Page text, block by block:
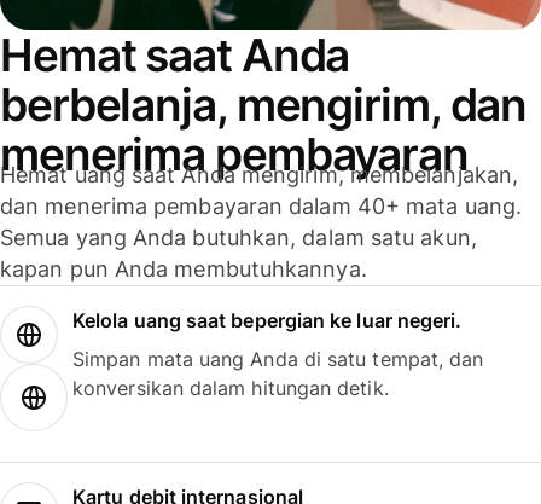
Hemat saat Anda
berbelanja, mengirim, dan
menerima pembayaran
Hemat uang saat Anda mengirim, membelanjakan,
dan menerima pembayaran dalam 40+ mata uang.
Semua yang Anda butuhkan, dalam satu akun,
kapan pun Anda membutuhkannya.
Kelola uang saat bepergian ke luar negeri.
Simpan mata uang Anda di satu tempat, dan
konversikan dalam hitungan detik.
Kartu debit internasional